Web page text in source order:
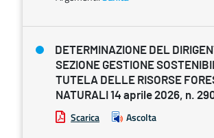
DETERMINAZIONE DEL
SEZIONE GESTIONE
TUTELA DELLE RISORSE
NATURALI 14 aprile 2026, n.
Scarica Ascolta